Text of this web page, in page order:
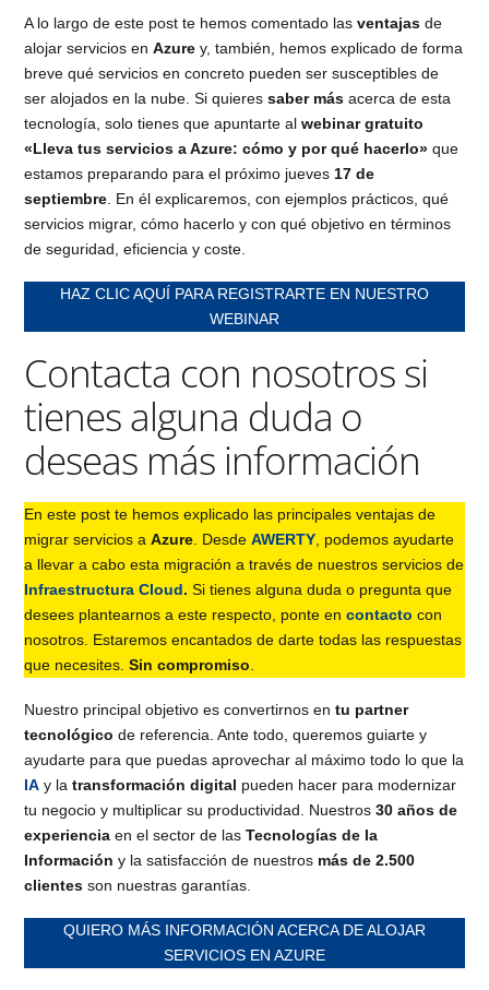
A lo largo de este post te hemos comentado lasventajas de
alojar servicios enAzure y, también, hemos explicado de forma
breve qué servicios en concreto pueden ser susceptibles de
ser alojados en la nube. Si quieressaber más acerca de esta
tecnología, solo tienes que apuntarte alwebinar gratuito
«Lleva tus servicios a Azure: cómo y por qué hacerlo» que
estamos preparando para el próximo jueves 17 de
septiembre . En él explicaremos, con ejemplos prácticos, qué
servicios migrar, cómo hacerlo y con qué objetivo en términos
de seguridad, eficiencia y coste.
HAZ CLIC AQUÍ PARA REGISTRARTE EN NUESTRO
WEBINAR
Contacta con nosotros si
tienes alguna duda o
deseas más información
En este post te hemos explicado las principales ventajas de
migrar servicios aAzure . DesdeAWERTY , podemos ayudarte
a llevar a cabo esta migración a través de nuestros servicios de
Infraestructura Cloud. Si tienes alguna duda o pregunta que
desees plantearnos a este respecto, ponte encontacto con
nosotros. Estaremos encantados de darte todas las respuestas
que necesites.Sin compromiso
Nuestro principal objetivo es convertirnos entu partner
tecnológico de referencia. Ante todo, queremos guiarte y
ayudarte para que puedas aprovechar al máximo todo lo que la
IA y latransformación digital pueden hacer para modernizar
tu negocio y multiplicar su productividad. Nuestros30 años de
experiencia en el sector de lasTecnologías de la
Información y la satisfacción de nuestros más de 2.500
clientes son nuestras garantías.
QUIERO MÁS INFORMACIÓN ACERCA DE ALOJAR
SERVICIOS EN AZURE